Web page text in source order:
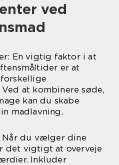
ved
En vigtig faktor i at
er at
at kombinere søde,
kan du skabe
madlavning.
Når du vælger dine
det vigtigt at overveje
Inkluder